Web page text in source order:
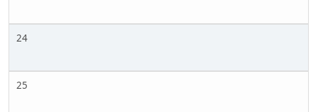
24
25